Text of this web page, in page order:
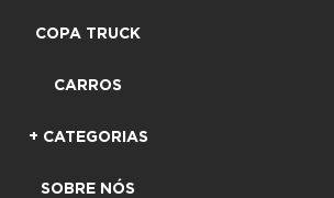
COPA TRUCK
CARROS
+ CATEGORIAS
SOBRE NÓS